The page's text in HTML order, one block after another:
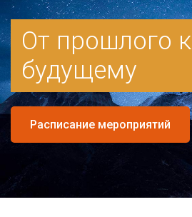
От прошлого к
будущему
Расписание мероприятий